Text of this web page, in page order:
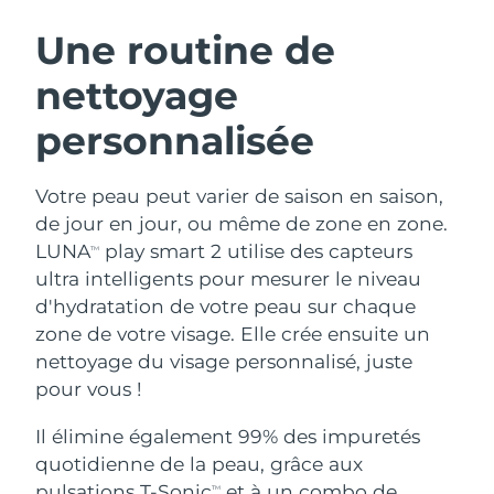
Une routine de
nettoyage
personnalisée
Votre peau peut varier de saison en saison,
de jour en jour, ou même de zone en zone.
LUNATM
play smart 2 utilise des capteurs
ultra intelligents pour mesurer le niveau
d'hydratation de votre peau sur chaque
zone de votre visage. Elle crée ensuite un
nettoyage du visage personnalisé, juste
pour vous !
Il élimine également 99% des impuretés
quotidienne de la peau, grâce aux
TM
Nettoyage du visage
Anti-aging massage
LUNA™ 4 Plus
Massage, LED heating
LUNA™ 4 Men
Lifting
Microcurrent toning
BEAR™ 2 go
Microcurrent toning on-the-go
BEAR™ 2 eyes & lips
Hydratation
UFO™ 3 coffret
Deep facial hydration
Near-infrared and red light therapy
device
Soin bucco-dentaire
issa™ 4
Hybrid silicone sonic toothbrush
Smart hybrid silicone sonic toothbrush
FAQ™ TRAITEMENT ANTI-ÂGE
Anti-âge Traitements LED
Autriche Livraison estimée
Bahreïn
Belgique Livraison estimée
Bermudes Livraison estimée8/14/26
Bosnie-Herzégovine Livraison estimée
Brunei
Bulgarie Livraison estimée8/8/26
Canada
Chili Livraison estimée8/12/26